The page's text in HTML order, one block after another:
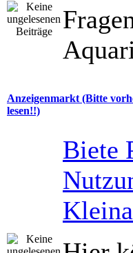
Anzeigenmarkt (Bitte
lesen!!)
Biete